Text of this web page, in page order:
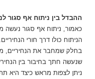
ההבדל בין ניתוח אף סגור
כאמור, ניתוח אף סגור
הניתוח כולו דרך חורי
בחלק שמחבר את הנחיריים,
שנעשה חתך בחיבור בין
ניתן לצפות מראש כיצד היא